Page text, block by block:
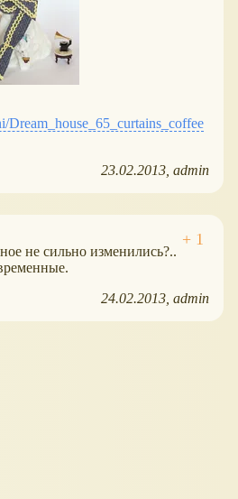
23.02.2013 admin
не сильно изменились?..
24.02.2013 admin